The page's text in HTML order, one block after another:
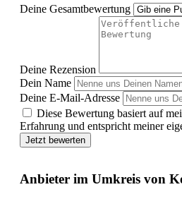
Deine Gesamtbewertung
Deine Rezension
Dein Name
Deine E-Mail-Adresse
Diese Bewertung basiert auf
Erfahrung und entspricht meiner
Jetzt bewerten
Anbieter im Umkreis von